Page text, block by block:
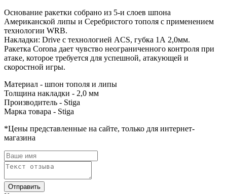
Основание ракетки собрано из 5-и слоев шпона
Американской липы и Серебристого тополя с применением
технологии WRB.
Накладки: Drive с технологией ACS, губка 1А 2,0мм.
Ракетка Corona дает чувство неограниченного контроля при
атаке, которое требуется для успешной, атакующей и
скоростной игры.
Материал - шпон тополя и липы
Толщина накладки - 2,0 мм
Производитель - Stiga
Марка товара - Stiga
*Цены представленные на сайте, только для интернет-
магазина
Отправить